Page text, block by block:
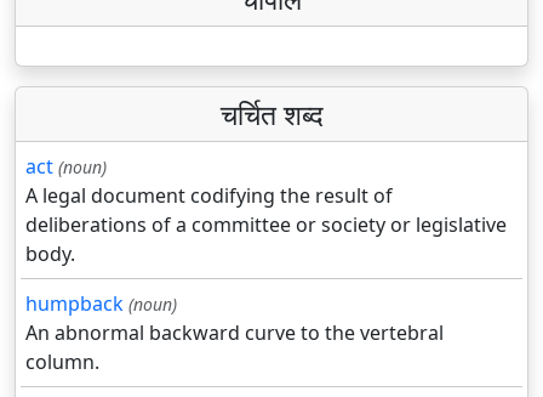
चर्चित शब्द
act (noun)
A legal document codifying the result of
deliberations of a committee or society or legislative
body.
humpback (noun)
An abnormal backward curve to the vertebral
column.